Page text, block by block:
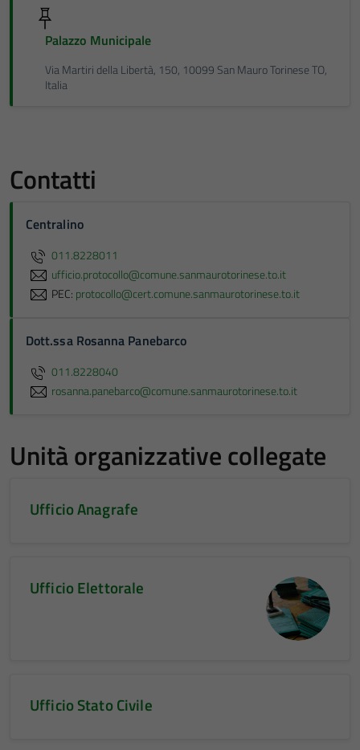
Palazzo Municipale
Via Martiri della Libertà, 150, 10099 San Mauro Torinese TO,
Italia
Contatti
Centralino
011.8228011
ufficio.protocollo@comune.sanmaurotorinese.to.it
PEC: protocollo@cert.comune.sanmaurotorinese.to.it
Dott.ssa Rosanna Panebarco
011.8228040
rosanna.panebarco@comune.sanmaurotorinese.to.it
Unità organizzative collegate
Ufficio Anagrafe
Ufficio Elettorale
Ufficio Stato Civile